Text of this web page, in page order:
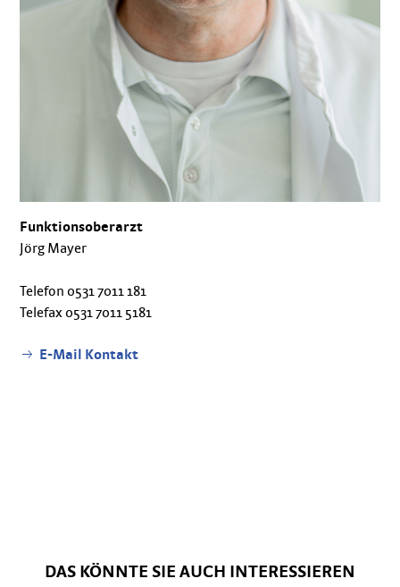
Funktionsoberarzt
Jörg Mayer
Telefon 0531 7011 181
Telefax 0531 7011 5181
E-Mail Kontakt
DAS KÖNNTE SIE AUCH INTERESSIEREN